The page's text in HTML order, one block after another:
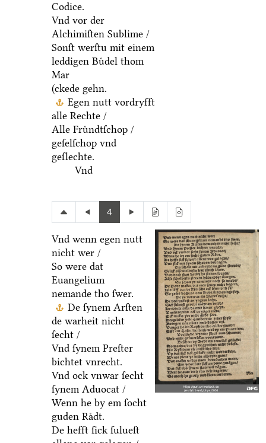
Codice.
Vnd vor der
Alchimiſten Sublime /
Sonſt werſtu mit einem
leddigen Buͤdel thom
Mar
(ckede gehn.
Egen nutt vordryfft
alle Rechte /
Alle Fruͤndtſchop /
geſelſchop vnd
geſlechte.
Vnd
4
Vnd wenn egen nutt
nicht wer /
So were dat
Euangelium
nemande tho ſwer.
De ſynem Arſten
de warheit nicht
ſecht /
Vnd ſynem Preſter
bichtet vnrecht.
Vnd ock vnwar ſecht
ſynem Aduocat /
Wenn he by em ſocht
guden Raͤdt.
De hefft ſick ſulueſt